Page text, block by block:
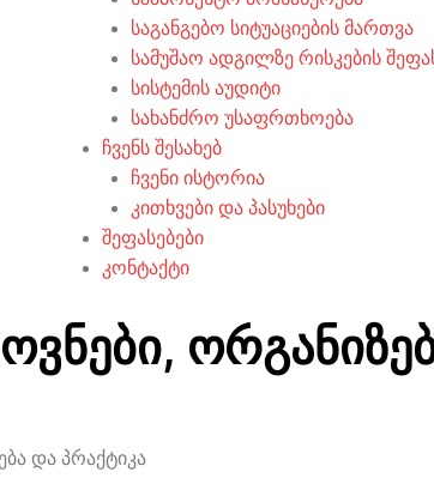
საგანგებო სიტუაციების მართვა
სამუშაო ადგილზე რისკების
სისტემის აუდიტი
სახანძრო უსაფრთხოება
ჩვენს შესახებ
ჩვენი ისტორია
კითხვები და პასუხები
შეფასებები
კონტაქტი
და პრაქტიკა